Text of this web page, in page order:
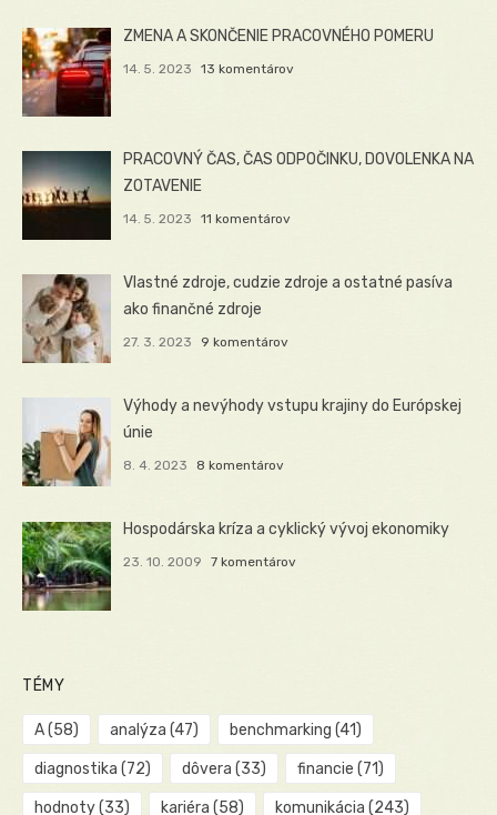
ZMENA A SKONČENIE PRACOVNÉHO POMERU
14. 5. 2023 13 komentárov
PRACOVNÝ ČAS, ČAS ODPOČINKU, DOVOLENKA NA
ZOTAVENIE
14. 5. 2023 11 komentárov
Vlastné zdroje, cudzie zdroje a ostatné pasíva
ako finančné zdroje
27. 3. 2023 9 komentárov
Výhody a nevýhody vstupu krajiny do Európskej
únie
8. 4. 2023 8 komentárov
Hospodárska kríza a cyklický vývoj ekonomiky
23. 10. 2009 7 komentárov
TÉMY
A(58) analýza (47) benchmarking (41)
diagnostika (72) dôvera (33) financie (71)
hodnoty(33) kariéra (58) komunikácia (243)